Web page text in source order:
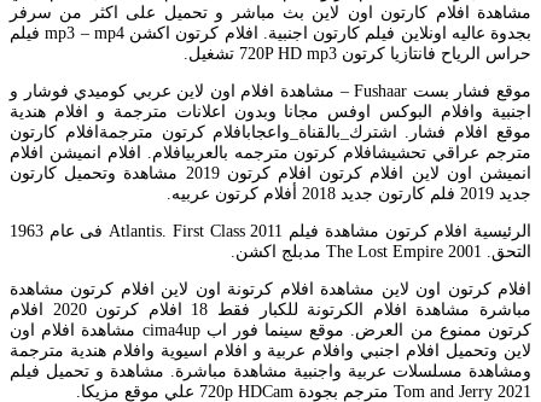
مشاهدة افلام كارتون اون لاين بث مباشر و تحميل على اكثر من سرفر
بجدوة عاليه اونلاين فيلم كارتون اجنبية. افلام كرتون اكشن mp3 – mp4 فيلم
حراس الرياح فانتازيا كرتون 720P HD mp3 تشغيل.
موقع فشار بست Fushaar – مشاهدة افلام اون لاين عربي كوميدي فوشار و
اجنبية وافلام البوكس اوفس مجانا وبدون اعلانات مترجمة و افلام هندية
موقع افلام فشار. اشترك_بالقناة_واعجابافلام كرتون مترجمةافلام كارتون
مترجم عراقي تحشيشافلام كرتون مترجمه بالعربيافلام. افلام انميشن افلام
انميشن اون لاين افلام كرتون افلام كرتون 2019 مشاهدة وتحميل كارتون
جديد 2019 فلم كارتون جديد 2018 أفلام كرتون عربيه.
الرئيسية افلام كرتون مشاهدة فيلم Atlantis. First Class 2011 فى عام 1963
التحق. The Lost Empire 2001 مدبلج اكشن.
افلام كرتون اون لاين مشاهدة افلام كرتونة اون لاين افلام كرتون مشاهدة
مباشرة مشاهدة افلام الكرتونة للكبار فقط 18 افلام كرتون 2020 افلام
كرتون ممنوع من العرض. موقع سينما فور اب cima4up مشاهدة افلام اون
لاين وتحميل افلام اجنبي وافلام عربية و افلام اسيوية وافلام هندية مترجمة
ومشاهدة مسلسلات عربية واجنبية مشاهدة مباشرة. مشاهدة و تحميل فيلم
Tom and Jerry 2021 مترجم بجودة 720p HDCam علي موقع مزيكا.